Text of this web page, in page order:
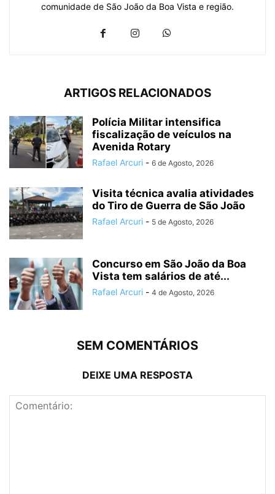
comunidade de São João da Boa Vista e região.
ARTIGOS RELACIONADOS
Polícia Militar intensifica
fiscalização de veículos na
Avenida Rotary
Rafael Arcuri - 6 de Agosto, 2026
Visita técnica avalia atividades
do Tiro de Guerra de São João
Rafael Arcuri - 5 de Agosto, 2026
Concurso em São João da Boa
Vista tem salários de até...
Rafael Arcuri - 4 de Agosto, 2026
SEM COMENTÁRIOS
DEIXE UMA RESPOSTA